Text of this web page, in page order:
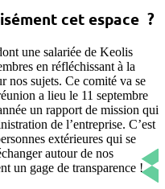
cet espace ?
une salariée de Keolis
en réfléchissant à la
nos sujets. Ce comité va se
a lieu le 11 septembre
un rapport de mission qui
de l’entreprise. C’est
extérieures qui se
autour de nos
un gage de transparence !